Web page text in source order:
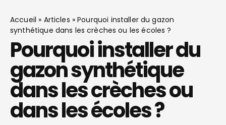
Accueil » Articles »Pourquoi installer du gazon
synthétique dans les crèches ou les écoles ?
Pourquoi installer du
gazon synthétique
dans les crèches ou
dans les écoles ?